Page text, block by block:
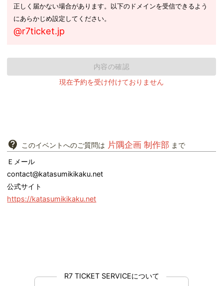
正しく届かない場合があります。以下のドメインを受信できるよう
にあらかじめ設定してください。
@r7ticket.jp
内容の確認
現在予約を受け付けておりません
このイベントへのご質問は 片隅企画 制作部 まで
Ｅメール
contact@katasumikikaku.net
公式サイト
https://katasumikikaku.net
R7 TICKET SERVICEについて